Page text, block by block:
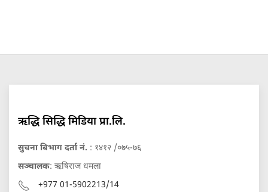
ऋद्धि सिद्धि मिडिया प्रा.लि.
सुचना बिभाग दर्ता नं. : १४१२ /०७५-७६
सञ्चालक: ऋषिराज धमला
+977 01-5902213/14